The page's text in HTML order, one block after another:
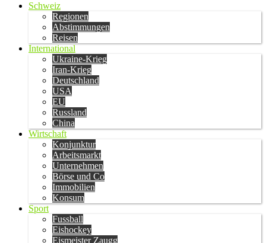
Schweiz
Regionen
Abstimmungen
Reisen
International
Ukraine-Krieg
Iran-Krieg
Deutschland
USA
EU
Russland
China
Wirtschaft
Konjunktur
Arbeitsmarkt
Unternehmen
Börse und Co
Immobilien
Konsum
Sport
Fussball
Eishockey
Eismeister Zaugg